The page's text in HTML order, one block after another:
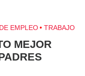
EMPLEO TRABAJO
MEJOR